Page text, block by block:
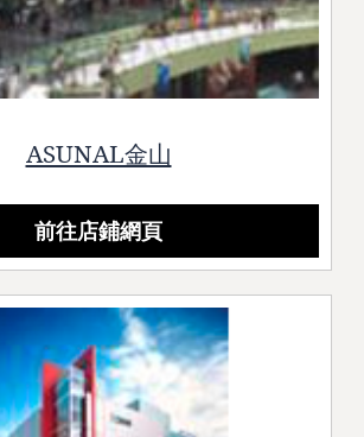
ASUNAL金山
前往店鋪網頁